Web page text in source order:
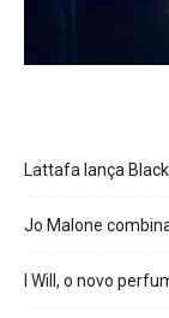
Lattafa lança
Jo Malone
I Will, o novo